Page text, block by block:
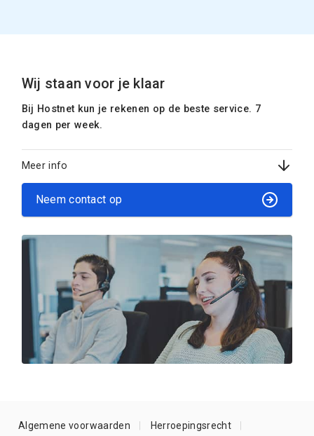
Wij staan voor je klaar
Bij Hostnet kun je rekenen op de beste service. 7
dagen per week.
Meer info
Neem contact op
Algemene voorwaarden Herroepingsrecht